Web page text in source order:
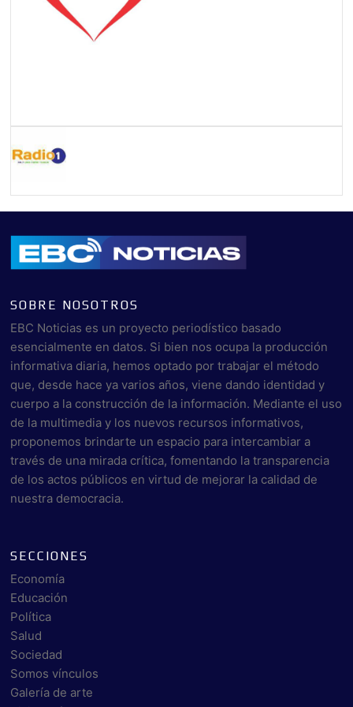
SOBRE NOSOTROS
EBC Noticias es un proyecto periodístico basado
esencialmente en datos. Si bien nos ocupa la producción
informativa diaria, hemos optado por trabajar el método
que, desde hace ya varios años, viene dando identidad y
cuerpo a la construcción de la información. Mediante el uso
de la multimedia y los nuevos recursos informativos,
proponemos brindarte un espacio para intercambiar a
través de una mirada crítica, fomentando la transparencia
de los actos públicos en virtud de mejorar la calidad de
nuestra democracia.
SECCIONES
Economía
Educación
Política
Salud
Sociedad
Somos vínculos
Galería de arte